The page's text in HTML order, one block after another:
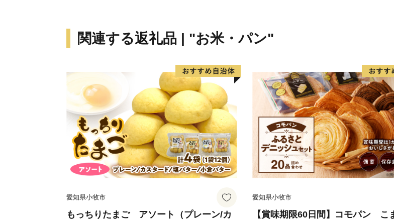
トラン、そ
は多くのお
私たちは、
農山村の原
きたいと考
気持ちあふ
関連する返礼品 | "お米・パン"
愛知県小牧市
もっちりたまご アソート（プレーン/カ
愛知県小牧市
【賞味期限60日間】コモパン こ